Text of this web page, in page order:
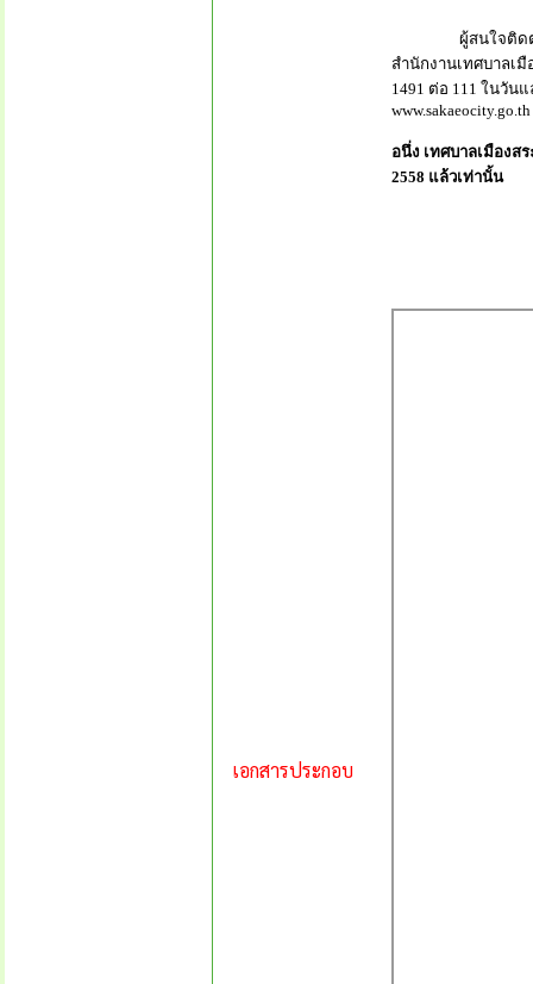
ผู้สนใจติดต่อขอซื้
สำนักงานเทศบาลเ
1491 ต่อ 111 ในวัน
www.sakaeocity.go.th
อนึ่ง เทศบาลเมือง
2558 แล้วเท่านั้น
เอกสารประกอบ